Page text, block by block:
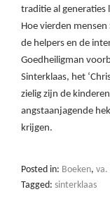
traditie al generaties
Hoe vierden
de helpers en de
Goedheiligman
Sinterklaas, het
zielig zijn de
angstaanjagende
krijgen.
Posted in: Boeken, va.
Tagged: sinterklaas